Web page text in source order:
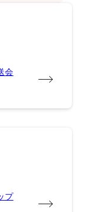
会
プ